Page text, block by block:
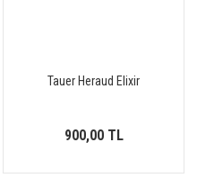
Tauer Heraud Elixir
900,00 TL